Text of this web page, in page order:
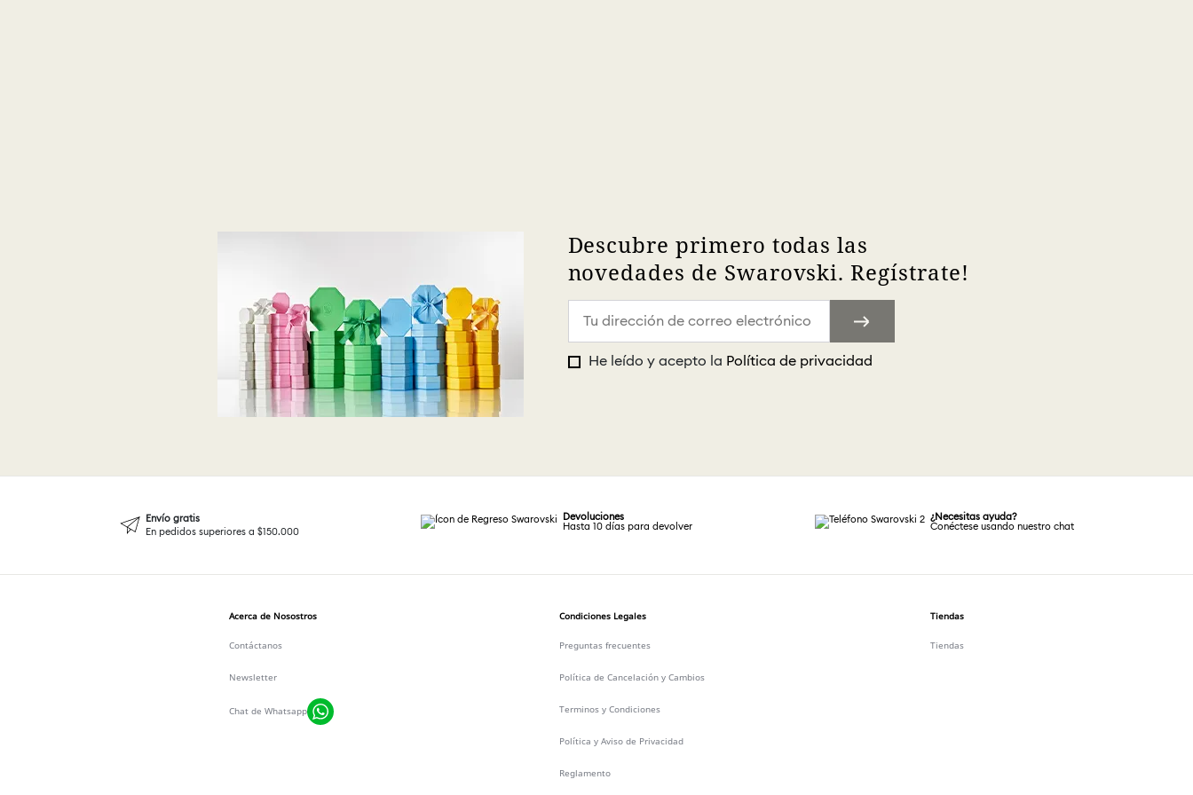
Descubre primero todas las
novedades de Swarovski. Regístrate!
He leído y acepto la Política de privacidad
Envío gratis
En pedidos superiores a $150.000
Devoluciones
Hasta 10 días para devolver
¿Necesitas ayuda?
Conéctese usando nuestro chat
Acerca de Nosostros
Contáctanos
Newsletter
Chat de Whatsapp
Condiciones Legales
Preguntas frecuentes
Política de Cancelación y Cambios
Terminos y Condiciones
Política y Aviso de Privacidad
Reglamento
Tiendas
Tiendas